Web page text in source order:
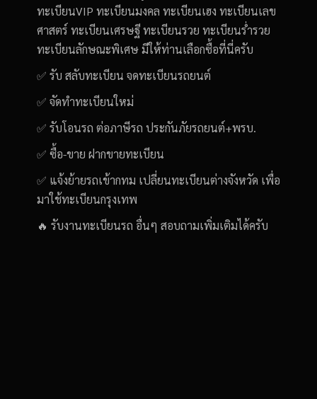
ทะเบียนVIP ทะเบียนมงคล ทะเบียนเฮง ทะเบียนเลข
ศาสตร์ ทะเบียนเศรษฐี ทะเบียนรวย ทะเบียนร่ำรวย
ทะเบียนลักษณะพิเศษ มีให้ท่านเลือกซื้อที่นี่ครับ
✅ รับ สลับทะเบียน จดทะเบียนรถยนต์
✅ จัดทำทะเบียนใหม่
✅ รับโอนรถ ต่อภาษีรถ ประกันภัยรถยนต์+พรบ.
✅ ซื้อ-ขาย ฝากขายทะเบียน
✅ แจ้งย้ายรถเข้ากทม เปลี่ยนทะเบียนต่างจังหวัด เพื่อ
มาใช้ทะเบียนกรุงเทพ
🔥 รับงานทะเบียนรถ อื่นๆ สอบถามเพิ่มเติมได้ครับ